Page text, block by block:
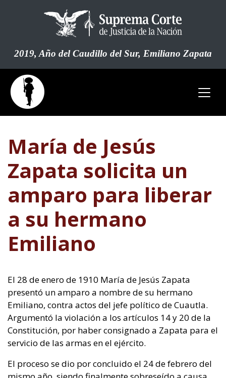
al
contenido
2019, Año del Caudillo del Sur, Emiliano Zapata
María de Jesús
Zapata solicita un
amparo para liberar
a su hermano
Emiliano
El 28 de enero de 1910 María de Jesús Zapata
presentó un amparo a nombre de su hermano
Emiliano, contra actos del jefe político de Cuautla.
Argumentó la violación a los artículos 14 y 20 de la
Constitución, por haber consignado a Zapata para el
servicio de las armas en el ejército.
El proceso se dio por concluido el 24 de febrero del